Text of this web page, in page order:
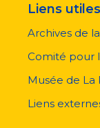
Liens
Archives de
Comité pour
Musée de La
Liens